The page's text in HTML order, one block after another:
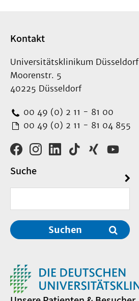
Kontakt
Universitätsklinikum Düsseldorf
Moorenstr. 5
40225 Düsseldorf
00 49 (0) 2 11 - 81 00
00 49 (0) 2 11 - 81 04 855
Suche
Suchen